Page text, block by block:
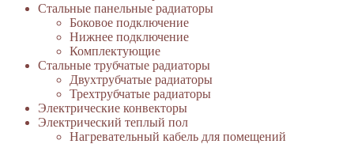
Стальные панельные радиаторы
Боковое подключение
Нижнее подключение
Комплектующие
Стальные трубчатые радиаторы
Двухтрубчатые радиаторы
Трехтрубчатые радиаторы
Электрические конвекторы
Электрический теплый пол
Нагревательный кабель для помещений